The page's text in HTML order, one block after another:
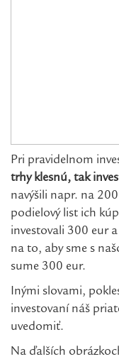
Pri pravidelnom
trhy klesnú, tak
navýšili napr. na
podielový list ich
investovali 300 eur
na to, aby sme s
sume 300 eur.
Inými slovami,
investovaní náš
uvedomiť.
Na ďalších